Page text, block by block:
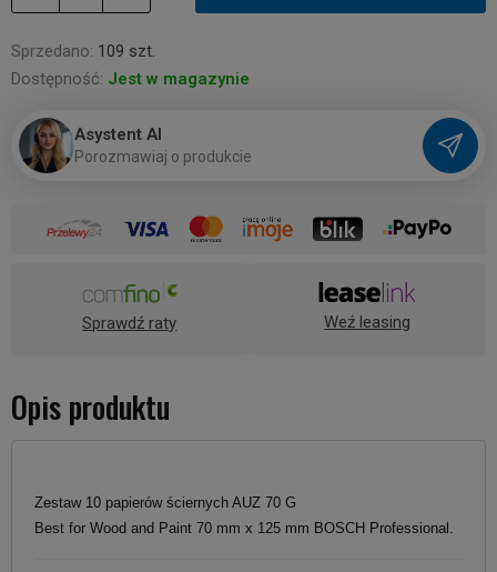
Sprzedano: 109 szt.
Dostępność: Jest w magazynie
Asystent AI
Porozmawiaj o produkcie
Sprawdź raty Weź leasing
Opis produktu
Zestaw 10 papierów ściernych AUZ 70 G
Best for Wood and Paint 70 mm x 125 mm BOSCH Professional.